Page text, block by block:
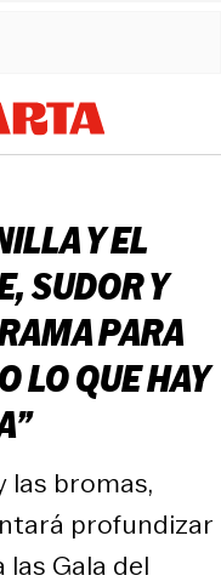
Y EL
SUDOR Y
PARA
LO QUE HAY
las bromas,
profundizar
Gala del